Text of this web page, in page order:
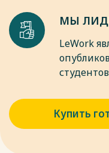
МЫ
LeWork
студентов
Купить